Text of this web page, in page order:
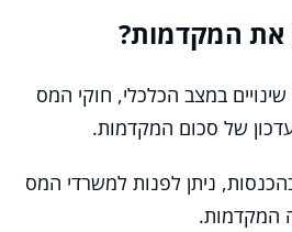
את המקדמות?
במצב הכלכלי, חוקי המס
של סכום המקדמות.
ניתן לפנות למשרדי המס
המקדמות.